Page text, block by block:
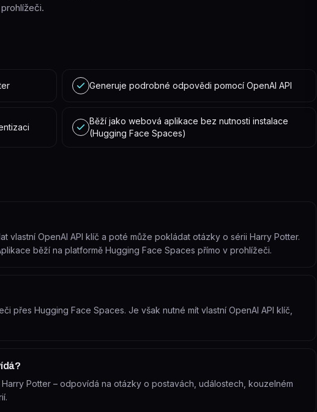
Generuje podrobné odpovědi pomocí OpenAI API
Běží jako webová aplikace bez nutnosti instalace
(Hugging Face Spaces)
vlastní OpenAI API klíč a poté může pokládat otázky o sérii Harry Potter.
běží na platformě Hugging Face Spaces přímo v prohlížeči.
přes Hugging Face Spaces. Je však nutné mít vlastní OpenAI API klíč,
Potter – odpovídá na otázky o postavách, událostech, kouzelném